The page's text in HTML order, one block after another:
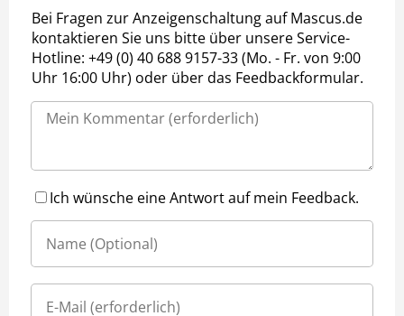
Bei Fragen zur Anzeigenschaltung auf Mascus.de
kontaktieren Sie uns bitte über unsere Service-
Hotline: +49 (0) 40 688 9157-33 (Mo. - Fr. von 9:00
Uhr 16:00 Uhr) oder über das Feedbackformular.
Ich wünsche eine Antwort auf mein Feedback.